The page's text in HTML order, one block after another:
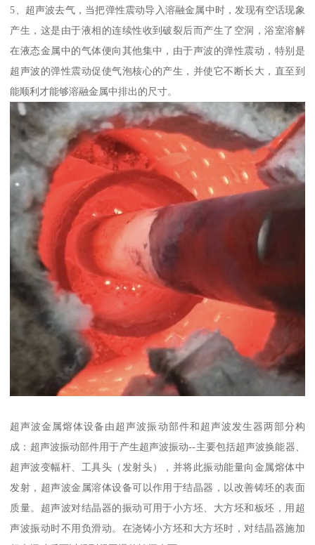
5、超声波去气，当把弹性震动导入溶融金属中时，发现有空话现象
产生，这是由于液相的连续性收到破裂后而产生了空洞，浴室溶解
在液态金属中的气体便向其他集中，由于声波的弹性震动，特别是
超声波的弹性震动促使气泡核心的产生，并使它不断长大，直至到
能顺利才能够溶融金属中排出的尺寸。
超声波金属熔体设备由超声波振动部件和超声波发生器两部分构
成：超声波振动部件用于产生超声波振动--主要包括超声波换能器、
超声波变幅杆、工具头（发射头），并将此振动能量向金属熔体中
发射，超声波金属溶体设备可以作用于结晶器，以改善铸坯的表面
质量。超声波对结晶器的振动可用于小方坯、大方坯和板坯，用超
声波振动时不用负滑动。在浇铸小方坯和大方坯时，对结晶器施加